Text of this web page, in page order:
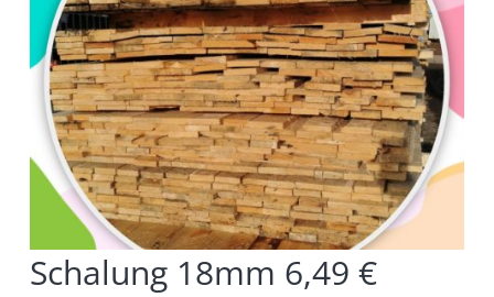
Schalung 18mm 6,49 €